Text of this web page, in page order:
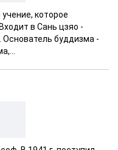
которое
в Сань цзяо -
Основатель буддизма -